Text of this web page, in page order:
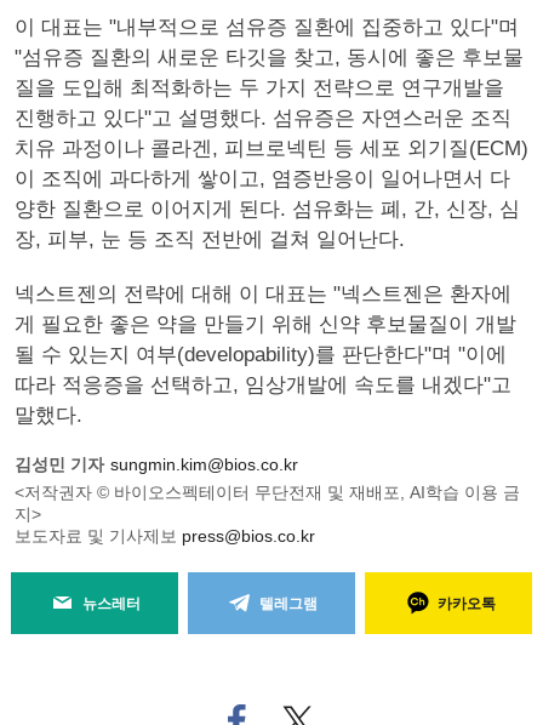
이 대표는 "내부적으로 섬유증 질환에 집중하고 있다"며
"섬유증 질환의 새로운 타깃을 찾고, 동시에 좋은 후보물
질을 도입해 최적화하는 두 가지 전략으로 연구개발을
진행하고 있다"고 설명했다. 섬유증은 자연스러운 조직
치유 과정이나 콜라겐, 피브로넥틴 등 세포 외기질(ECM)
이 조직에 과다하게 쌓이고, 염증반응이 일어나면서 다
양한 질환으로 이어지게 된다. 섬유화는 폐, 간, 신장, 심
장, 피부, 눈 등 조직 전반에 걸쳐 일어난다.
넥스트젠의 전략에 대해 이 대표는 "넥스트젠은 환자에
게 필요한 좋은 약을 만들기 위해 신약 후보물질이 개발
될 수 있는지 여부(developability)를 판단한다"며 "이에
따라 적응증을 선택하고, 임상개발에 속도를 내겠다"고
말했다.
김성민 기자 sungmin.kim@bios.co.kr
<저작권자 © 바이오스펙테이터 무단전재 및 재배포, AI학습 이용 금
지>
보도자료 및 기사제보 press@bios.co.kr
뉴스레터 텔레그램 카카오톡
페
트위